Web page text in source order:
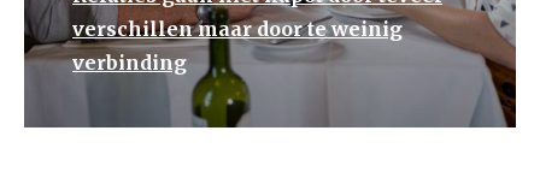
verschillen maar door te weinig
verbinding